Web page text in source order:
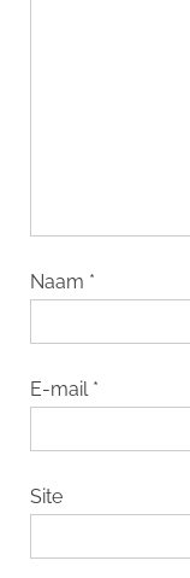
Naam *
E-mail *
Site